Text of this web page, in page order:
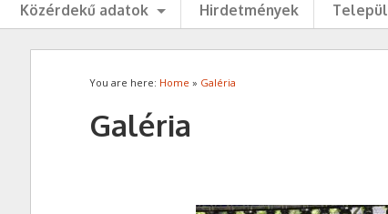
Közérdekű adatok
Hirdetmények
You are here: Home » Galéria
Galéria